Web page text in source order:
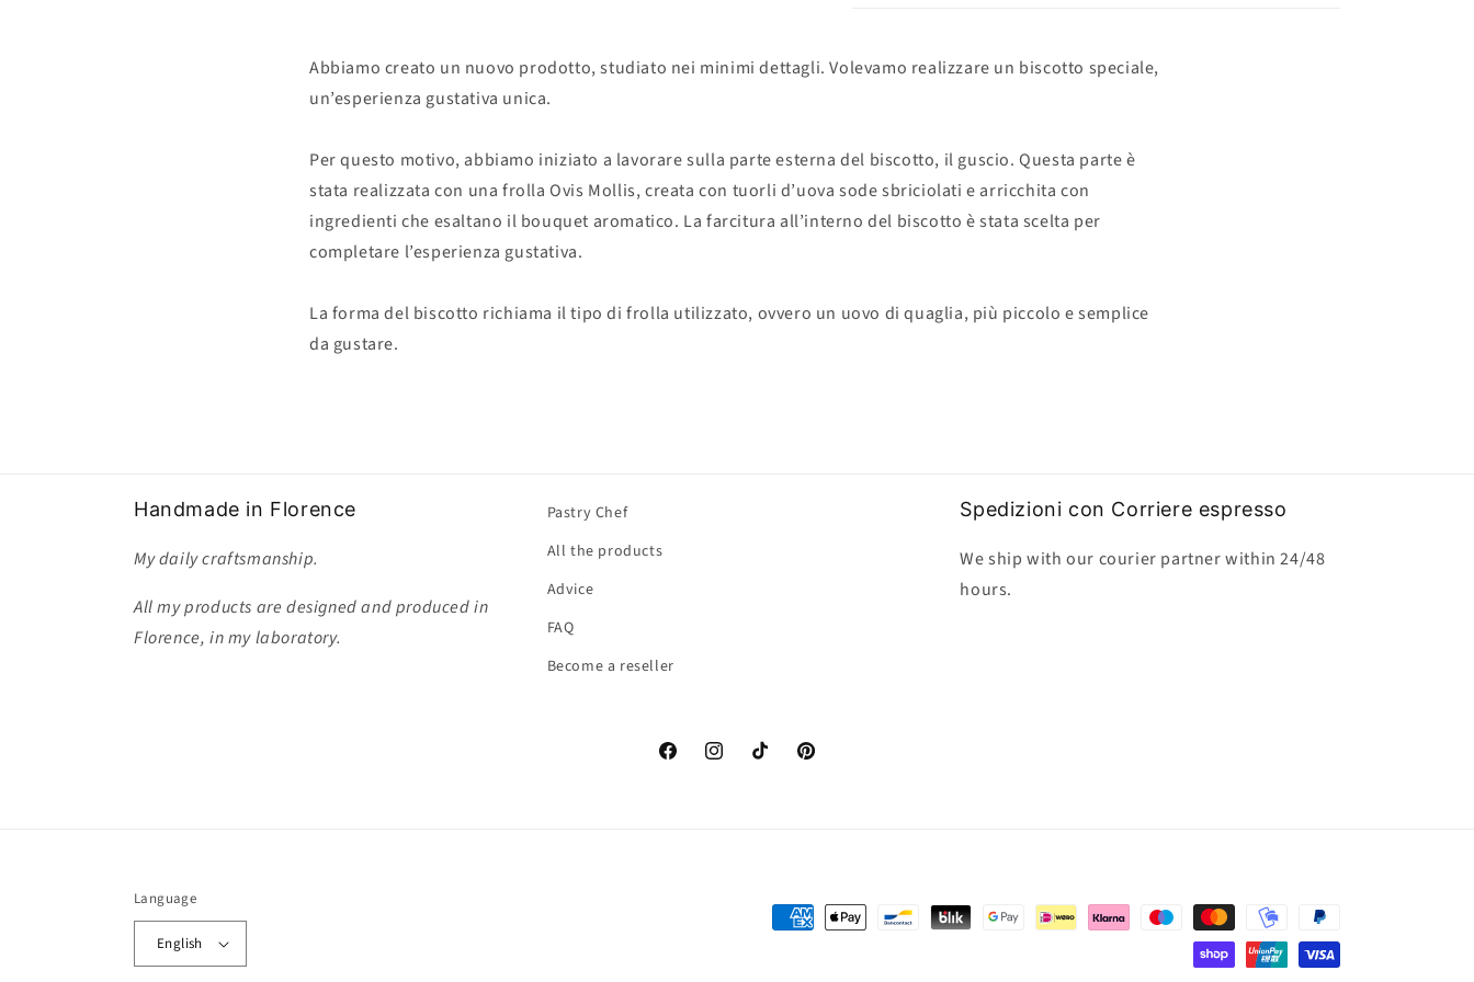
Abbiamo creato un nuovo prodotto, studiato nei minimi dettagli. Volevamo realizzare un biscotto speciale,
un’esperienza gustativa unica.
Per questo motivo, abbiamo iniziato a lavorare sulla parte esterna del biscotto, il guscio. Questa parte è
stata realizzata con una frolla Ovis Mollis, creata con tuorli d’uova sode sbriciolati e arricchita con
ingredienti che esaltano il bouquet aromatico. La farcitura all’interno del biscotto è stata scelta per
completare l’esperienza gustativa.
La forma del biscotto richiama il tipo di frolla utilizzato, ovvero un uovo di quaglia, più piccolo e semplice
da gustare.
Handmade in Florence
My daily craftsmanship.
All my products are designed and produced in
Florence, in my laboratory.
Pastry Chef
All the products
Advice
FAQ
Become a reseller
Spedizioni con Corriere espresso
We ship with our courier partner within 24/48
hours.
FacebookInstagramTikTok Pinterest
Language
English
Payment